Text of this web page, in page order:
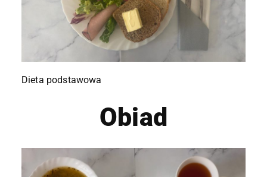
Dieta podstawowa
Obiad